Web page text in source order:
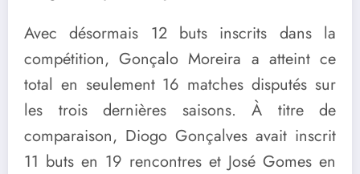
Avec désormais 12 buts inscrits dans la
compétition, Gonçalo Moreira a atteint ce
total en seulement 16 matches disputés sur
les trois dernières saisons. À titre de
comparaison, Diogo Gonçalves avait inscrit
11 buts en 19 rencontres et José Gomes en